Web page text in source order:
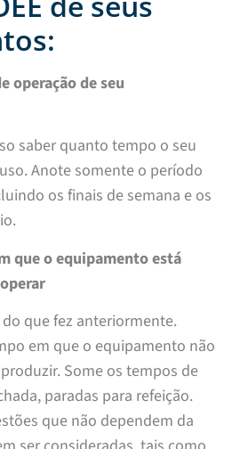
operação de seu
saber quanto tempo o seu
Anote somente o período
os finais de semana e os
que o equipamento está
que fez anteriormente.
em que o equipamento não
Some os tempos de
paradas para refeição.
que não dependem da